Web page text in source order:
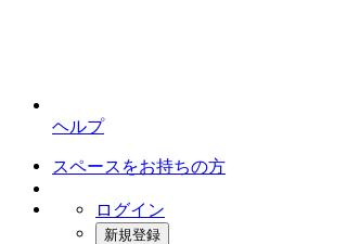
ヘルプ
スペースをお持ちの方
ログイン
新規登録